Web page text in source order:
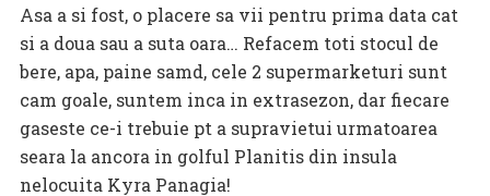
Asa a si fost, o placere sa vii pentru prima data cat
si a doua sau a suta oara… Refacem toti stocul de
bere, apa, paine samd, cele 2 supermarketuri sunt
cam goale, suntem inca in extrasezon, dar fiecare
gaseste ce-i trebuie pt a supravietui urmatoarea
seara la ancora in golful Planitis din insula
nelocuita Kyra Panagia!